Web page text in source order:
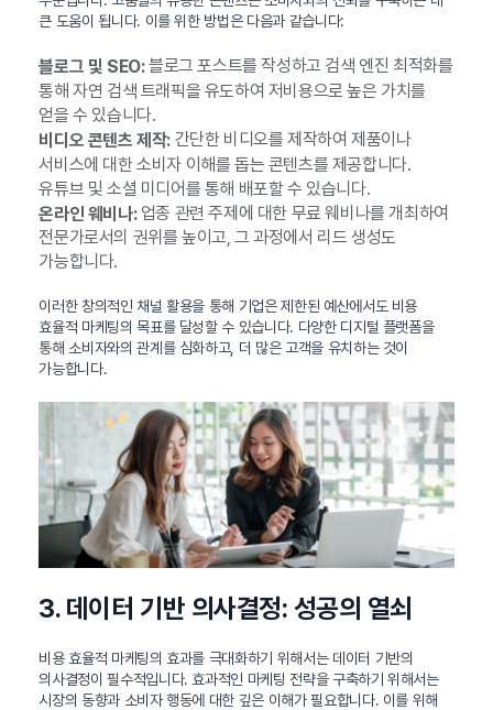
큰 도움이 됩니다. 이를 위한 방법은 다음과 같습니다:
블로그 및 SEO:블로그 포스트를 작성하고 검색 엔진 최적화를
통해 자연 검색 트래픽을 유도하여 저비용으로 높은 가치를
얻을 수 있습니다.
비디오 콘텐츠 제작:간단한 비디오를 제작하여 제품이나
서비스에 대한 소비자 이해를 돕는 콘텐츠를 제공합니다.
유튜브 및 소셜 미디어를 통해 배포할 수 있습니다.
온라인 웨비나:업종 관련 주제에 대한 무료 웨비나를 개최하여
전문가로서의 권위를 높이고, 그 과정에서 리드 생성도
가능합니다.
이러한 창의적인 채널 활용을 통해 기업은 제한된 예산에서도 비용
효율적 마케팅의 목표를 달성할 수 있습니다. 다양한 디지털 플랫폼을
통해 소비자와의 관계를 심화하고, 더 많은 고객을 유치하는 것이
가능합니다.
3. 데이터 기반 의사결정: 성공의 열쇠
비용 효율적 마케팅의 효과를 극대화하기 위해서는 데이터 기반의
의사결정이 필수적입니다. 효과적인 마케팅 전략을 구축하기 위해서는
시장의 동향과 소비자 행동에 대한 깊은 이해가 필요합니다. 이를 위해